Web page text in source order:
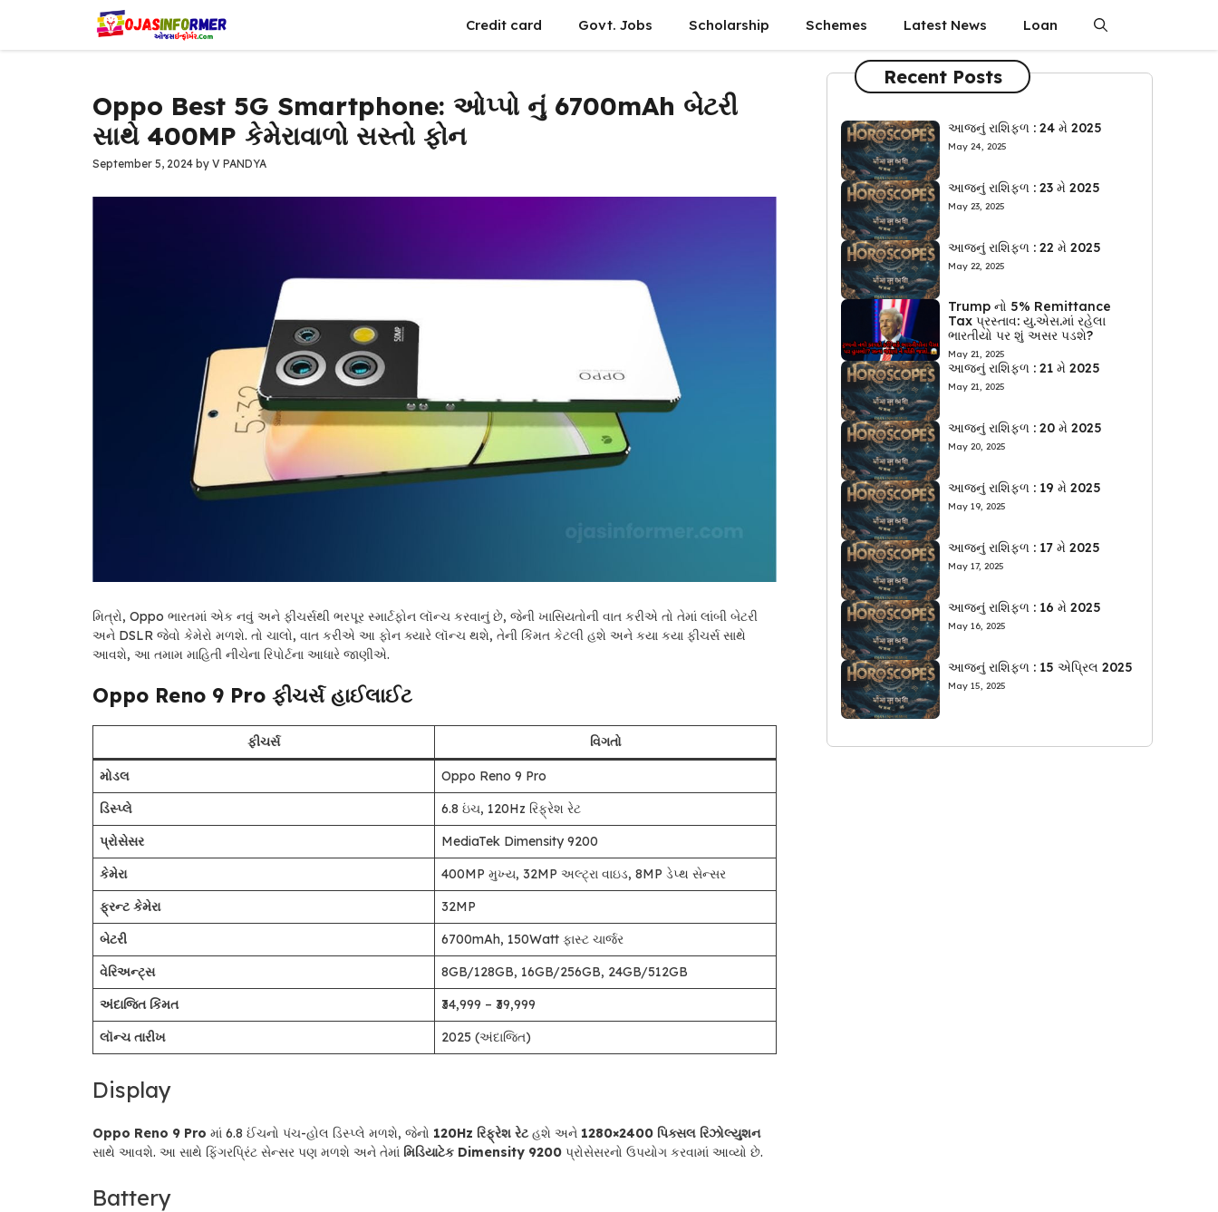
content
Credit card Govt. Jobs Scholarship Schemes Latest News Loan
Oppo Best 5G Smartphone: ઓપ્પો નું 6700mAh બેટરી
સાથે 400MP કેમેરાવાળો સસ્તો ફોન
September 5, 2024 by V PANDYA
મિત્રો, Oppo ભારતમાં એક નવું અને ફીચર્સથી ભરપૂર સ્માર્ટફોન લૉન્ચ કરવાનું છે, જેની ખાસિયતોની વાત કરીએ તો તેમાં લાંબી બેટરી
અને DSLR જેવો કેમેરો મળશે. તો ચાલો, વાત કરીએ આ ફોન ક્યારે લૉન્ચ થશે, તેની કિંમત કેટલી હશે અને કયા કયા ફીચર્સ સાથે
આવશે, આ તમામ માહિતી નીચેના રિપોર્ટના આધારે જાણીએ.
Oppo Reno 9 Pro ફીચર્સહાઈલાઈટ
ફીચર્સ વિગતો
મોડલ
Oppo Reno 9 Pro
ડિસ્પ્લે
6.8 ઇંચ, 120Hz રિફ્રેશ રેટ
પ્રોસેસર
MediaTek Dimensity 9200
કેમેરા
400MP મુખ્ય, 32MP અલ્ટ્રા વાઇડ, 8MP ડેપ્થ સેન્સર
ફ્રન્ટ કેમેરા
32MP
બેટરી
6700mAh, 150Watt ફાસ્ટ ચાર્જર
વેરિઅન્ટ્સ
8GB/128GB, 16GB/256GB, 24GB/512GB
અંદાજિત કિંમત
₹34,999 – ₹39,999
લૉન્ચ તારીખ
2025 (અંદાજિત)
Display
Oppo Reno 9 Pro માં 6.8 ઈંચનો પંચ-હોલ ડિસ્પ્લે મળશે, જેનો 120Hz રિફ્રેશ રેટહશે અને 1280×2400 પિક્સલ રિઝોલ્યુશન
સાથે આવશે. આ સાથે ફિંગરપ્રિંટ સેન્સર પણ મળશે અને તેમાં મિડિયાટેક Dimensity 9200 પ્રોસેસરનો ઉપયોગ કરવામાં આવ્યો છે.
Battery
Recent Posts
આજનું રાશિફળ : 24 મે 2025
May 24, 2025
આજનું રાશિફળ : 23 મે 2025
May 23, 2025
આજનું રાશિફળ : 22 મે 2025
May 22, 2025
Trump નો 5% Remittance
Tax પ્રસ્તાવ: યુ.એસ.માં રહેલા
ભારતીયો પર શું અસર પડશે?
May 21, 2025
આજનું રાશિફળ : 21 મે 2025
May 21, 2025
આજનું રાશિફળ : 20 મે 2025
May 20, 2025
આજનું રાશિફળ : 19 મે 2025
May 19, 2025
આજનું રાશિફળ : 17 મે 2025
May 17, 2025
આજનું રાશિફળ : 16 મે 2025
May 16, 2025
આજનું રાશિફળ : 15 એપ્રિલ 2025
May 15, 2025